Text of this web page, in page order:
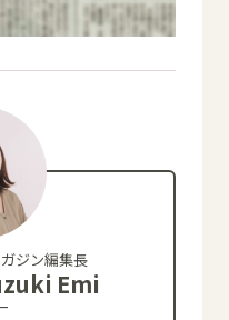
ジン編集長
Emi